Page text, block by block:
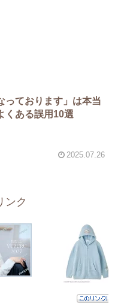
っております」は本当
くある誤用10選
2025.07.26
ンク